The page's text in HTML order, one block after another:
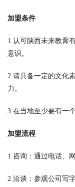
加盟条件
1.认可陕西未来教育
意识。
2.请具备一定的文化
力。
3.在当地至少要有一
加盟流程
1.咨询：通过电话、
2.洽谈：参观公司写